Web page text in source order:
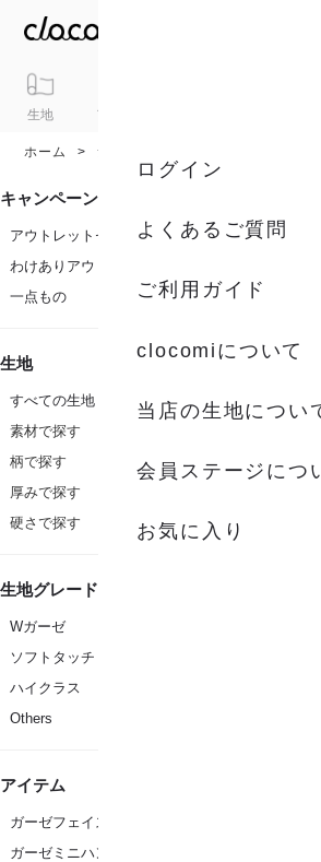
生地 アイテム
ログイン
よくあるご質問
ご利用ガイド
clocomiについて
当店の生地につい
会員ステージにつ
お気に入り
ホーム 素材
キャンペーン
アウトレットセール
わけありアウトレット
一点もの
生地
すべての生地
素材で探す
柄で探す
厚みで探す
硬さで探す
生地グレード
Wガーゼ
ソフトタッチ
ハイクラス
Others
アイテム
ガーゼフェイスタオル
ガーゼミニハンカチ